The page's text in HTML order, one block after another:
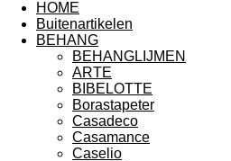
HOME
Buitenartikelen
BEHANG
BEHANGLIJMEN
ARTE
BIBELOTTE
Borastapeter
Casadeco
Casamance
Caselio